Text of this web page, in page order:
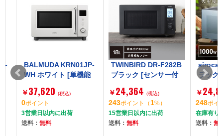
BALMUDA KRN01JP-
WH ホワイト [単機能
37,620 (税込)
ポイント
3営業日以内に出荷
送料：無料
TWINBIRD DR-F282B
ブラック [センサー付
ンジ (18L)]
24,364 (税込)
243ポイント（ 1 %）
15営業日以内に出荷
送料：無料
siroca
ラック お
24,800
248ポイント
在庫有り
送料：無料